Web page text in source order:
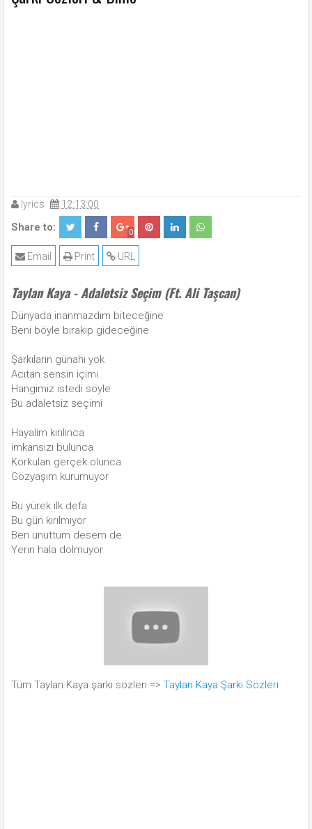
lyrics 12:13:00
Share to: 0
URL
Print
Email
Taylan Kaya - Adaletsiz Seçim (Ft. Ali Taşcan)
Dünyada inanmazdım biteceğine
Beni böyle bırakıp gideceğine
Şarkıların günahı yok
Acıtan sensin içimi
Hangimiz istedi söyle
Bu adaletsiz seçimi
Hayalim kırılınca
imkansızı bulunca
Korkulan gerçek olunca
Gözyaşım kurumuyor
Bu yürek ilk defa
Bu gün kırılmıyor
Ben unuttum desem de
Yerin hala dolmuyor
Tüm Taylan Kaya şarkı sözleri => Taylan Kaya Şarkı Sözleri